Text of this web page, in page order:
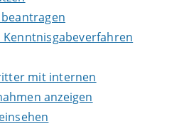
mit internen
anzeigen